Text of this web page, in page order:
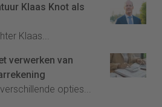
Klaas Knot als
Klaas...
verwerken van
opties...